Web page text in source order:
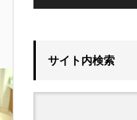
サイト内検索